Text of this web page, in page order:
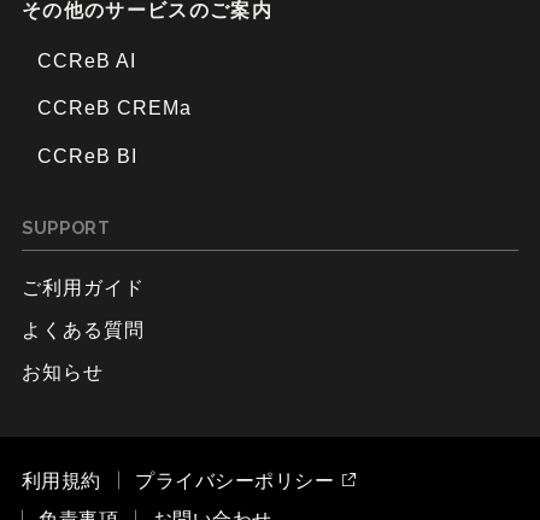
その他のサービスのご案内
CCReB AI
CCReB CREMa
CCReB BI
SUPPORT
ご利用ガイド
よくある質問
お知らせ
利用規約
プライバシーポリシー